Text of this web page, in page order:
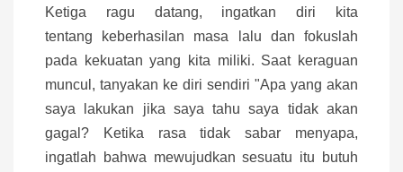
Ketiga ragu datang, ingatkan diri kita
tentang keberhasilan masa lalu dan fokuslah
pada kekuatan yang kita miliki. Saat keraguan
muncul, tanyakan ke diri sendiri "Apa yang akan
saya lakukan jika saya tahu saya tidak akan
gagal? Ketika rasa tidak sabar menyapa,
ingatlah bahwa mewujudkan sesuatu itu butuh